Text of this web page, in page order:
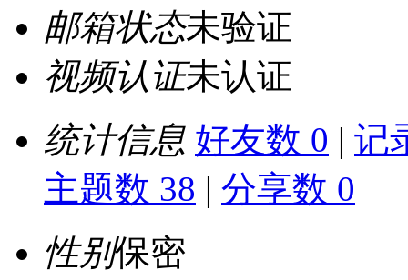
邮箱状态未验证
视频认证未认证
统计信息 好友数 0 | 记
主题数 38 | 分享数 0
性别保密